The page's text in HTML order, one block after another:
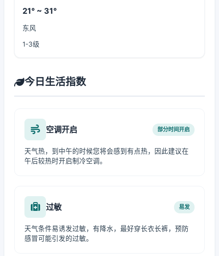
21° ~ 31°
东风
1-3级
今日生活指数
空调开启 部分时间开启
天气热，到中午的时候您将会感到有点热，因此建议在
午后较热时开启制冷空调。
过敏 易发
天气条件易诱发过敏，有降水，最好穿长衣长裤，预防
感冒可能引发的过敏。